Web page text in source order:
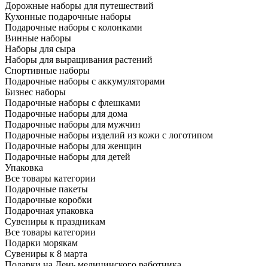
Дорожные наборы для путешествий
Кухонные подарочные наборы
Подарочные наборы с колонками
Винные наборы
Наборы для сыра
Наборы для выращивания растений
Спортивные наборы
Подарочные наборы с аккумуляторами
Бизнес наборы
Подарочные наборы с флешками
Подарочные наборы для дома
Подарочные наборы для мужчин
Подарочные наборы изделий из кожи с логотипом
Подарочные наборы для женщин
Подарочные наборы для детей
Упаковка
Все товары категории
Подарочные пакеты
Подарочные коробки
Подарочная упаковка
Сувениры к праздникам
Все товары категории
Подарки морякам
Сувениры к 8 марта